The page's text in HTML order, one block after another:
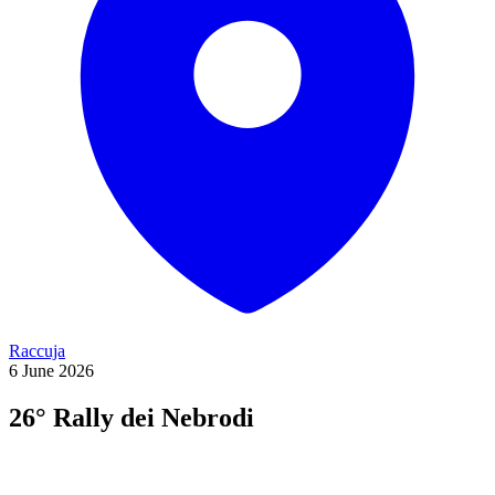
Raccuja
6 June 2026
26° Rally dei Nebrodi